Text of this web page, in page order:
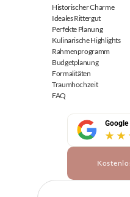
Historischer Charme
Ideales Rittergut
Perfekte Planung
Kulinarische Highlights
Rahmenprogramm
Budgetplanung
Formalitäten
Traumhochzeit
FAQ